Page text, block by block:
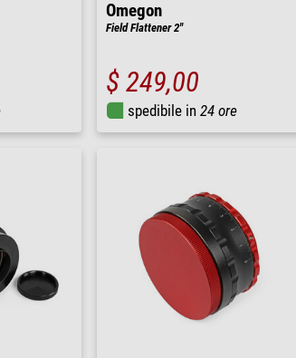
Omegon
Field Flattener 2''
$ 249,00
spedibile in 24 ore